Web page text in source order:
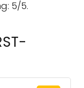
5/5.